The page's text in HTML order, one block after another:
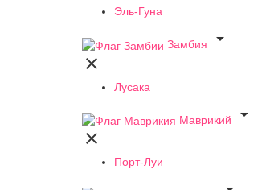
Эль-Гуна
Замбия


Лусака
Маврикий


Порт-Луи